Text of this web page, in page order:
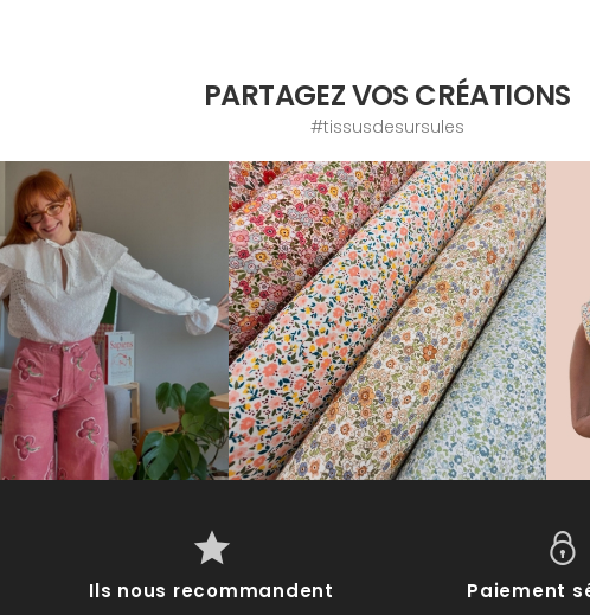
PARTAGEZ VOS CRÉATIONS
#tissusdesursules
Ils nous recommandent Paiement